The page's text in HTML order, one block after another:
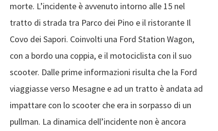
morte. L’incidente è avvenuto intorno alle 15 nel
tratto di strada tra Parco dei Pino e il ristorante Il
Covo dei Sapori. Coinvolti una Ford Station Wagon,
con a bordo una coppia, e il motociclista con il suo
scooter. Dalle prime informazioni risulta che la Ford
viaggiasse verso Mesagne e ad un tratto è andata ad
impattare con lo scooter che era in sorpasso di un
pullman. La dinamica dell’incidente non è ancora